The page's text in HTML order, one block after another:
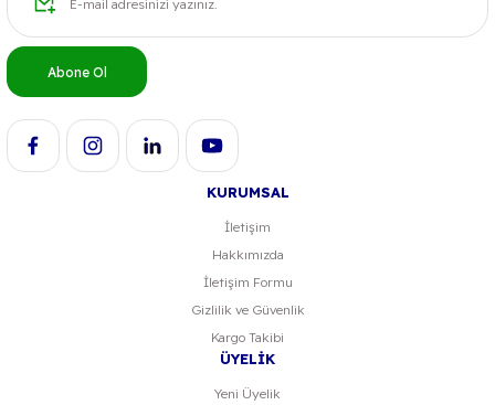
Bu ürüne benzer farklı alternatifler olmalı.
Abone Ol
KURUMSAL
İletişim
Hakkımızda
İletişim Formu
Gizlilik ve Güvenlik
Kargo Takibi
ÜYELİK
Yeni Üyelik